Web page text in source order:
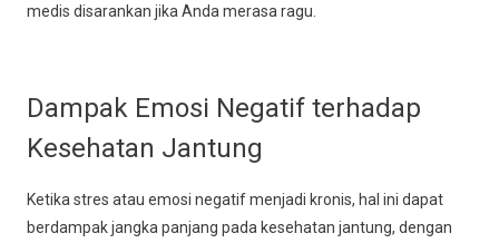
medis disarankan jika Anda merasa ragu.
Dampak Emosi Negatif terhadap
Kesehatan Jantung
Ketika stres atau emosi negatif menjadi kronis, hal ini dapat
berdampak jangka panjang pada kesehatan jantung, dengan